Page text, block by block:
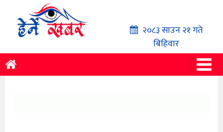
२०८३ साउन २१ गते
बिहिवार